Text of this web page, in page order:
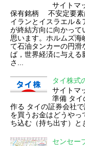
サイトマ
保有銘柄 不安定要素
イランとイスラエル＆
が終結方向に向かって
思います。ホルムズ海
て石油タンカーの円滑
ば，世界経済に与える
さ...
タイ株式
サイト
準備 タイ
作る タイの証券会社
を買うお金はどうやっ
ち込む（持ち出す）と
センセー